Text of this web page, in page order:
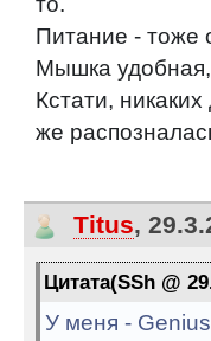
Питание - тоже
Мышка
Кстати,
же
Titus,
Цитата(SSh @
У меня -